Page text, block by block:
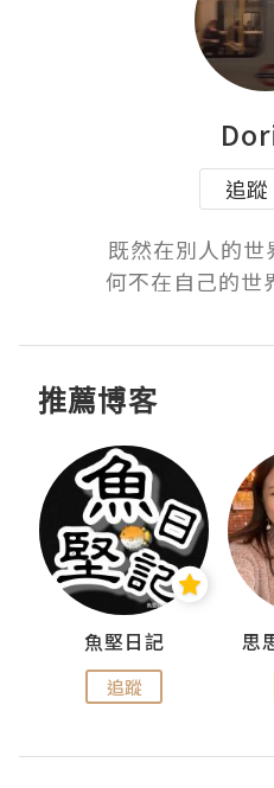
追蹤
既然在別人的世
何不在自己的世
推薦博客
魚堅日記
追蹤